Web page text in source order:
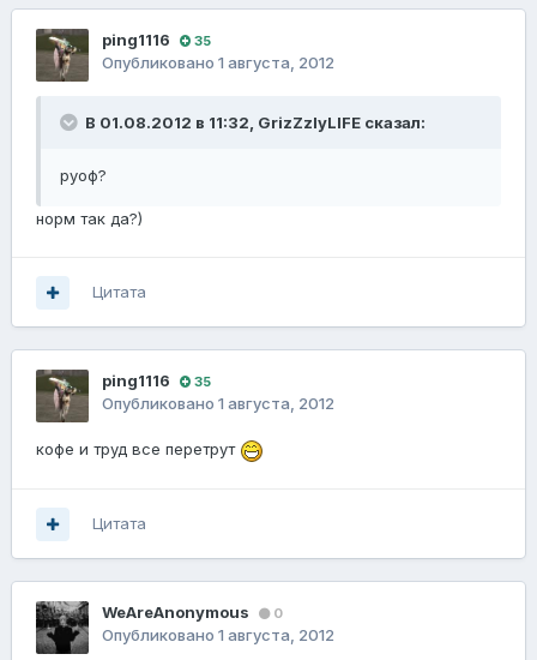
ping1116 35
Опубликовано 1 августа, 2012
В 01.08.2012 в 11:32, GrizZzlyLIFE сказал:
руоф?
норм так да?)
Цитата
ping1116 35
Опубликовано 1 августа, 2012
кофе и труд все перетрут
Цитата
WeAreAnonymous 0
Опубликовано 1 августа, 2012